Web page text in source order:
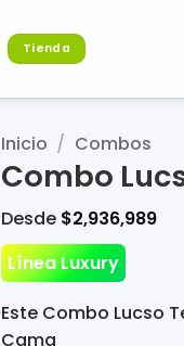
Tienda
Inicio / Combos
Combo
Desde $2,936,989
Línea Luxury
Este Combo Lucso
Cama